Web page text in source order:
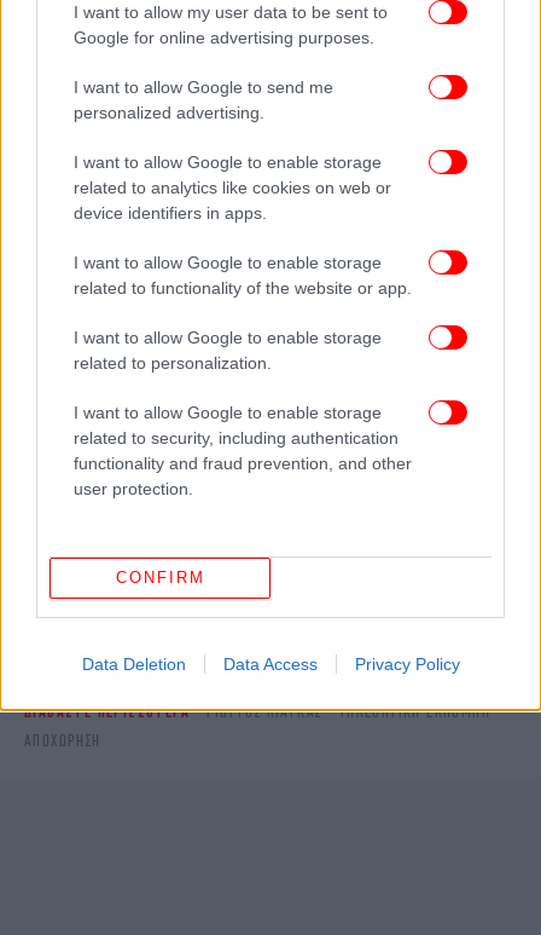
I want to allow my user data to be sent to
Google for online advertising purposes.
I want to allow Google to send me
personalized advertising.
I want to allow Google to enable storage
related to analytics like cookies on web or
device identifiers in apps.
I want to allow Google to enable storage
related to functionality of the website or app.
I want to allow Google to enable storage
related to personalization.
I want to allow Google to enable storage
related to security, including authentication
functionality and fraud prevention, and other
user protection.
CONFIRM
Data Deletion Data Access Privacy Policy
ΠΕΡΙΣΣΟΤΕΡΑ ΒΙΝΤΕΟ
πρώτοι όλες τις ειδήσεις
Δείτε όλες τις τελευταίεςΕιδήσεις
ΔΙΑΒΑΣΤΕ ΠΕΡΙΣΣΟΤΕΡΑ ΓΙΏΡΓΟΣ ΛΙΆΓΚΑΣ
ΤΗΛΕΟΠΤΙΚΉ ΕΚΠΟΜΠΉ
ΑΠΟΧΏΡΗΣΗ